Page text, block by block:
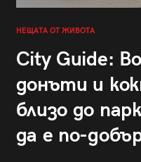
НЕЩАТА ОТ ЖИВОТА
City Guide:
донъти и
близо до
да е по-